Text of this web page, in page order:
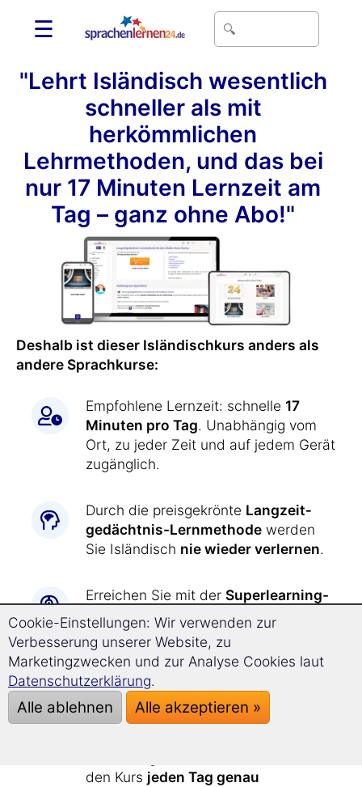
☰
"Lehrt Isländisch wesentlich
schneller als mit
herkömmlichen
Lehrmethoden, und das bei
nur 17 Minuten Lernzeit am
Tag – ganz ohne Abo!"
Deshalb ist dieser Isländischkurs anders als
andere Sprachkurse:
Empfohlene Lernzeit: schnelle 17
Minuten pro Tag. Unabhängig vom
Ort, zu jeder Zeit und auf jedem Gerät
zugänglich.
Durch die preisgekrönte Langzeit­
gedächtnis-Lernmethode werden
Sie Isländisch nie wieder verlernen.
Erreichen Sie mit der Superlearning-
Technologie entspannt einen
deutlich beschleunigten Lernerfolg
und steigern Sie Ihre
Konzentrationsfähigkeit.
Isländisch lernen warnoch nie so
den Kurs jeden Tag genau
Cookie-Einstellungen: Wir verwenden zur
Verbesserung unserer Website, zu
Marketingzwecken und zur Analyse Cookies laut
Datenschutzerklärung.
Alle ablehnen Alle akzeptieren »